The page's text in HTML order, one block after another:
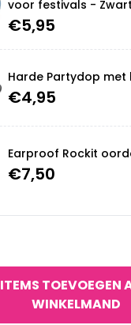
voor festivals - Zwart
€5,95
Harde Partydop met
€4,95
Earproof Rockit
€7,50
ITEMS TOEVOEGEN
WINKELMAND